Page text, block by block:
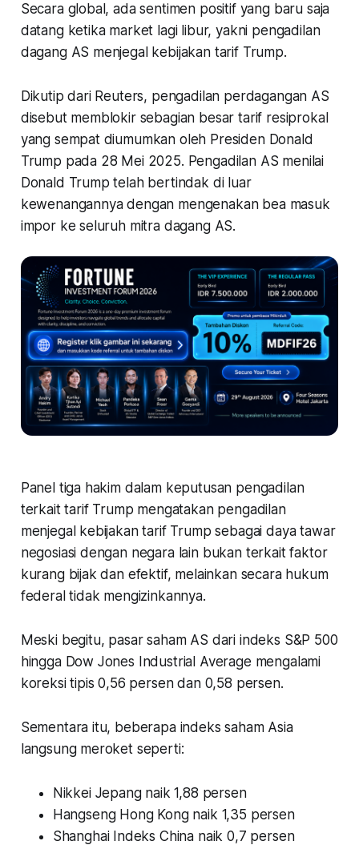
Secara global, ada sentimen positif yang baru saja
datang ketika market lagi libur, yakni pengadilan
dagang AS menjegal kebijakan tarif Trump.
Dikutip dari Reuters, pengadilan perdagangan AS
disebut memblokir sebagian besar tarif resiprokal
yang sempat diumumkan oleh Presiden Donald
Trump pada 28 Mei 2025. Pengadilan AS menilai
Donald Trump telah bertindak di luar
kewenangannya dengan mengenakan bea masuk
impor ke seluruh mitra dagang AS.
Panel tiga hakim dalam keputusan pengadilan
terkait tarif Trump mengatakan pengadilan
menjegal kebijakan tarif Trump sebagai daya tawar
negosiasi dengan negara lain bukan terkait faktor
kurang bijak dan efektif, melainkan secara hukum
federal tidak mengizinkannya.
Meski begitu, pasar saham AS dari indeks S&P 500
hingga Dow Jones Industrial Average mengalami
koreksi tipis 0,56 persen dan 0,58 persen.
Sementara itu, beberapa indeks saham Asia
langsung meroket seperti:
Nikkei Jepang naik 1,88 persen
Hangseng Hong Kong naik 1,35 persen
Shanghai Indeks China naik 0,7 persen